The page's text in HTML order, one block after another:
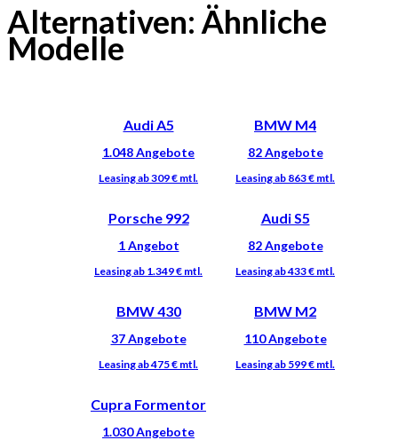
Alternativen: Ähnliche
Modelle
Audi A5 BMW M4
Porsche 992 Audi S5
BMW 430 BMW M2
Cupra Formentor